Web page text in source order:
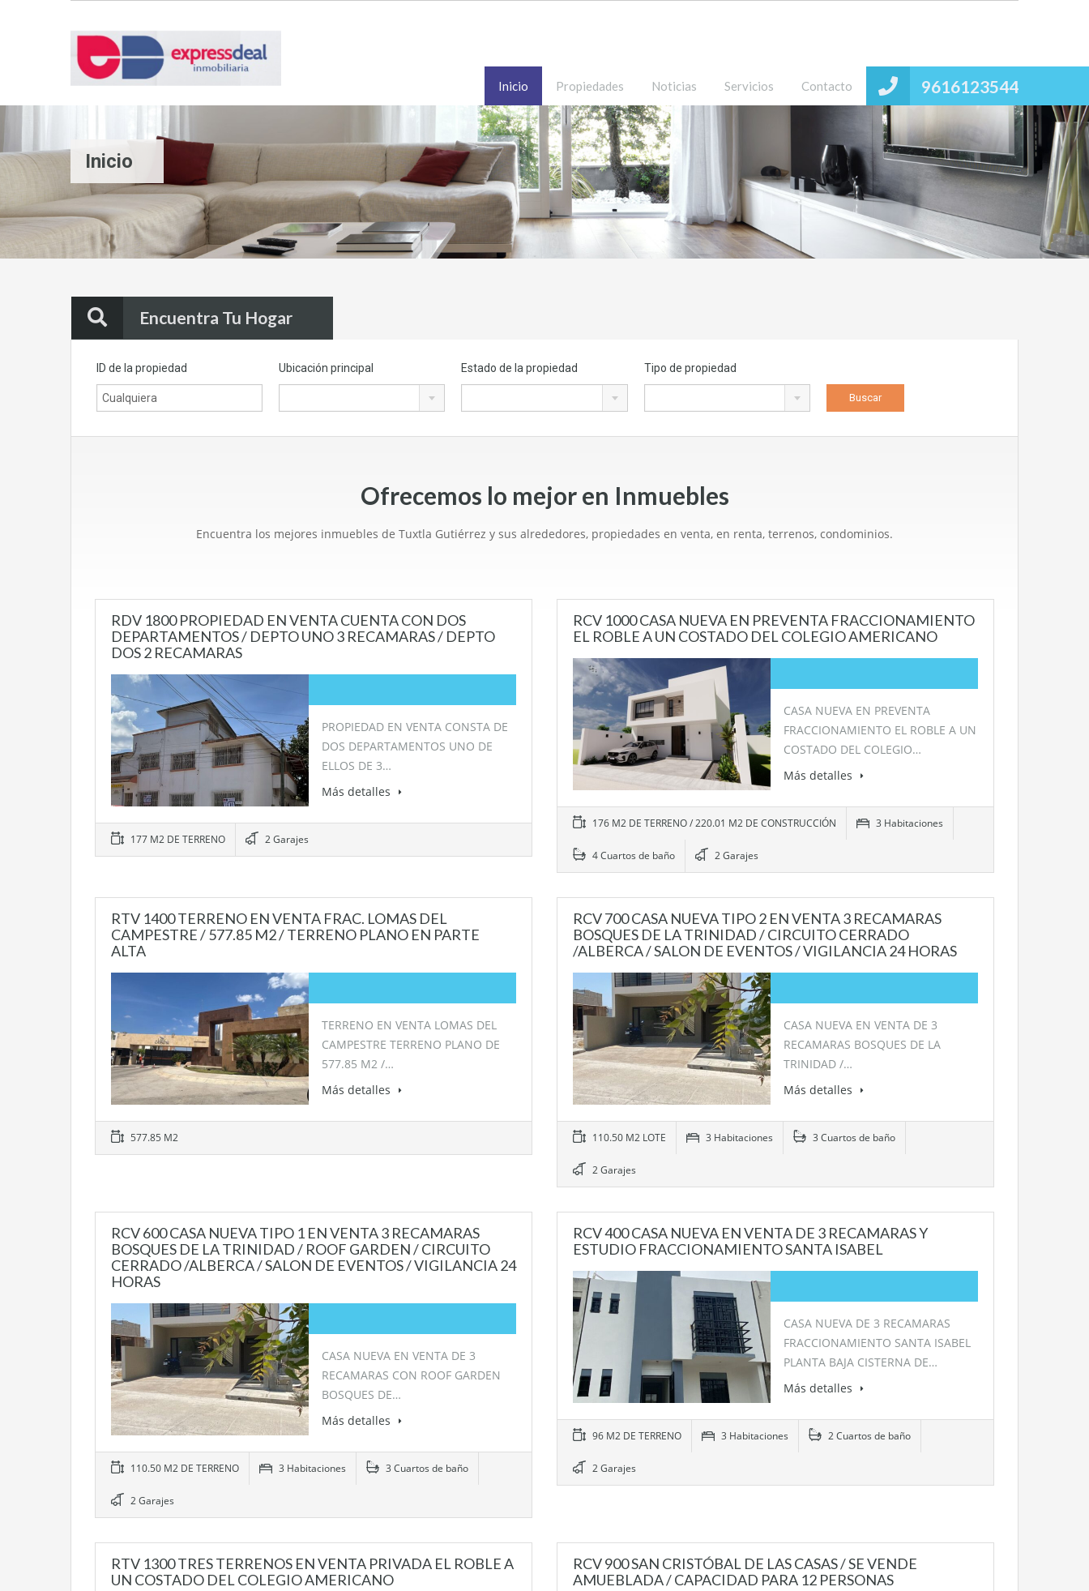
9616123544
Inicio Propiedades Noticias Servicios Contacto
Inicio
Encuentra Tu Hogar
ID de la propiedad Ubicación principal Estado de la propiedad Tipo de propiedad
Ofrecemos lo mejor en Inmuebles
Encuentra los mejores inmuebles de Tuxtla Gutiérrez y sus alrededores, propiedades en venta, en renta, terrenos, condominios.
RDV 1800 PROPIEDAD EN VENTA CUENTA CON DOS
DEPARTAMENTOS / DEPTO UNO 3 RECAMARAS / DEPTO
DOS 2 RECAMARAS
PROPIEDAD EN VENTA CONSTA DE
DOS DEPARTAMENTOS UNO DE
ELLOS DE 3…
Más detalles
177 M2 DE TERRENO 2 Garajes
RCV 1000 CASA NUEVA EN PREVENTA FRACCIONAMIENTO
EL ROBLE A UN COSTADO DEL COLEGIO AMERICANO
CASA NUEVA EN PREVENTA
FRACCIONAMIENTO EL ROBLE A UN
COSTADO DEL COLEGIO…
Más detalles
176 M2 DE TERRENO / 220.01 M2 DE CONSTRUCCIÓN 3 Habitaciones
4 Cuartos de baño 2 Garajes
RTV 1400 TERRENO EN VENTA FRAC. LOMAS DEL
CAMPESTRE / 577.85 M2 / TERRENO PLANO EN PARTE
ALTA
TERRENO EN VENTA LOMAS DEL
CAMPESTRE TERRENO PLANO DE
577.85 M2 /…
Más detalles
577.85 M2
RCV 700 CASA NUEVA TIPO 2 EN VENTA 3 RECAMARAS
BOSQUES DE LA TRINIDAD / CIRCUITO CERRADO
/ALBERCA / SALON DE EVENTOS / VIGILANCIA 24 HORAS
CASA NUEVA EN VENTA DE 3
RECAMARAS BOSQUES DE LA
TRINIDAD /…
Más detalles
110.50 M2 LOTE 3 Habitaciones 3 Cuartos de baño
2 Garajes
RCV 600 CASA NUEVA TIPO 1 EN VENTA 3 RECAMARAS
BOSQUES DE LA TRINIDAD / ROOF GARDEN / CIRCUITO
CERRADO /ALBERCA / SALON DE EVENTOS / VIGILANCIA 24
HORAS
CASA NUEVA EN VENTA DE 3
RECAMARAS CON ROOF GARDEN
BOSQUES DE…
Más detalles
110.50 M2 DE TERRENO 3 Habitaciones 3 Cuartos de baño
2 Garajes
RCV 400 CASA NUEVA EN VENTA DE 3 RECAMARAS Y
ESTUDIO FRACCIONAMIENTO SANTA ISABEL
CASA NUEVA DE 3 RECAMARAS
FRACCIONAMIENTO SANTA ISABEL
PLANTA BAJA CISTERNA DE…
Más detalles
96 M2 DE TERRENO 3 Habitaciones 2 Cuartos de baño
2 Garajes
RTV 1300 TRES TERRENOS EN VENTA PRIVADA EL ROBLE A
UN COSTADO DEL COLEGIO AMERICANO
RCV 900 SAN CRISTÓBAL DE LAS CASAS / SE VENDE
AMUEBLADA / CAPACIDAD PARA 12 PERSONAS